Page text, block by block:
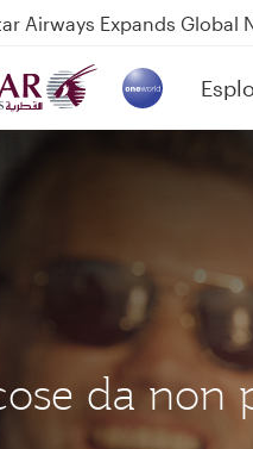
2026: Updates on
2026: Qatar Airways
Airways Expands Global
da non